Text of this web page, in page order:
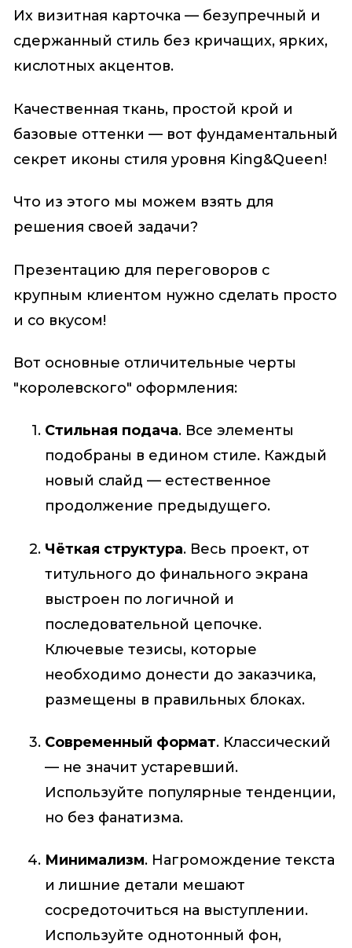
Их визитная карточка — безупречный и
сдержанный стиль без кричащих, ярких,
кислотных акцентов.
Качественная ткань, простой крой и
базовые оттенки — вот фундаментальный
секрет иконы стиля уровня King&Queen!
Что из этого мы можем взять для
решения своей задачи?
Презентацию для переговоров с
крупным клиентом нужно сделать просто
и со вкусом!
Вот основные отличительные черты
"королевского" оформления:
Стильная подача. Все элементы
подобраны в едином стиле. Каждый
новый слайд — естественное
продолжение предыдущего.
Чёткая структура. Весь проект, от
титульного до финального экрана
выстроен по логичной и
последовательной цепочке.
Ключевые тезисы, которые
необходимо донести до заказчика,
размещены в правильных блоках.
Современный формат. Классический
— не значит устаревший.
Используйте популярные тенденции,
но без фанатизма.
Минимализм. Нагромождение текста
и лишние детали мешают
сосредоточиться на выступлении.
Используйте однотонный фон,